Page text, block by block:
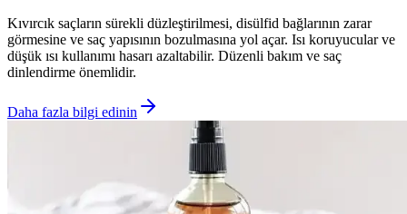
Kıvırcık saçların sürekli düzleştirilmesi, disülfid bağlarının zarar
görmesine ve saç yapısının bozulmasına yol açar. Isı koruyucular ve
düşük ısı kullanımı hasarı azaltabilir. Düzenli bakım ve saç
dinlendirme önemlidir.
Daha fazla bilgi edinin